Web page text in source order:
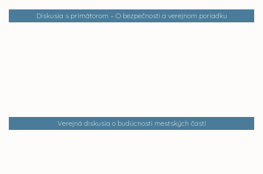
Diskusia s primátorom – O bezpečnosti a verejnom poriadku
Verejná diskusia o budúcnosti mestských častí